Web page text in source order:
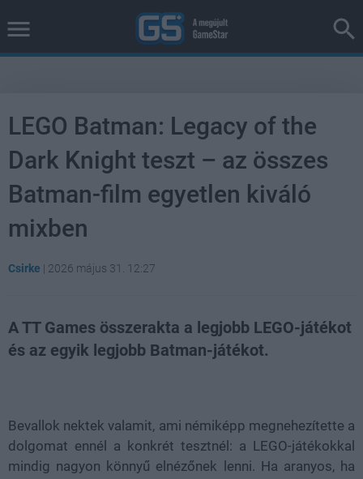
LEGO Batman: Legacy of the
Dark Knight teszt – az összes
Batman-film egyetlen kiváló
mixben
Csirke | 2026 május 31. 12:27
A TT Games összerakta a legjobb LEGO-játékot
és az egyik legjobb Batman-játékot.
Bevallok nektek valamit, ami némiképp megnehezítette a
dolgomat ennél a konkrét tesztnél: a LEGO-játékokkal
mindig nagyon könnyű elnézőnek lenni. Ha aranyos, ha